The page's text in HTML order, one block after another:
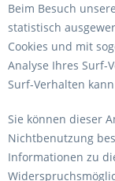
Beim Besuch
statistisch
Cookies und mit
Analyse Ihres Surf-
Surf-Verhalten
Sie können dieser
Nichtbenutzung
Informationen zu